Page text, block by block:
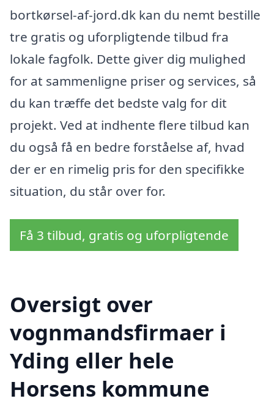
bortkørsel-af-jord.dk kan du nemt bestille
tre gratis og uforpligtende tilbud fra
lokale fagfolk. Dette giver dig mulighed
for at sammenligne priser og services, så
du kan træffe det bedste valg for dit
projekt. Ved at indhente flere tilbud kan
du også få en bedre forståelse af, hvad
der er en rimelig pris for den specifikke
situation, du står over for.
Få 3 tilbud, gratis og uforpligtende
Oversigt over
vognmandsfirmaer i
Yding eller hele
Horsens kommune